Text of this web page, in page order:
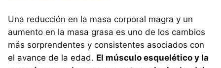
Una reducción en la masa corporal magra y un
aumento en la masa grasa es uno de los cambios
más sorprendentes y consistentes asociados con
el avance de la edad. El músculo esquelético y la